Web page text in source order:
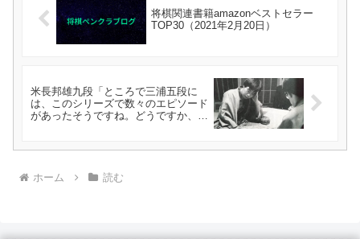
将棋関連書籍amazonベストセラー
TOP30（2021年2月20日）
米長邦雄九段「ところで三浦五段に
は、このシリーズで数々のエピソード
があったそうですね。どうですか、三
ホーム 読む